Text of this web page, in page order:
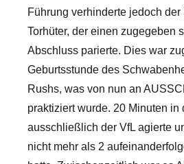
Führung verhinderte jedoch
Torhüter, der einen zugegeben
Abschluss parierte. Dies war
Geburtsstunde des
Rushs, was von nun an
praktiziert wurde. 20 Minuten in
ausschließlich der VfL agierte
nicht mehr als 2